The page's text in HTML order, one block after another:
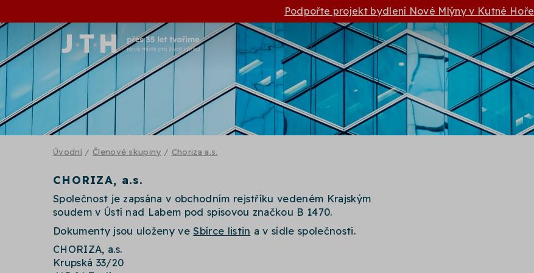
Podpořte projekt bydlení Nové Mlýny v Kutné Hoře
Úvodní / Členové skupiny / Choriza a.s.
CHORIZA, a.s.
Společnost je zapsána v obchodním rejstříku vedeném Krajským
soudem v Ústí nad Labem pod spisovou značkou B 1470.
Dokumenty jsou uloženy veSbírce listin a v sídle společnosti.
CHORIZA, a.s.
Krupská 33/20